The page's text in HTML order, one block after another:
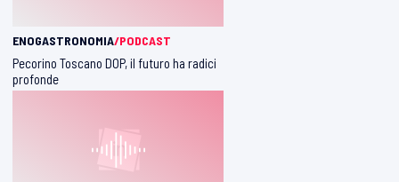
ENOGASTRONOMIA/PODCAST
Pecorino Toscano DOP, il futuro ha radici
profonde